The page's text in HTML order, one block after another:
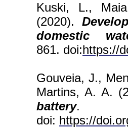
Kuski, L.,
(2020).
domestic
861. doi:https://
Gouveia, J.,
Martins, A. A.
battery.
doi: https://